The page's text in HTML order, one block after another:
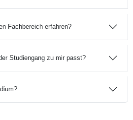
Fachbereich erfahren?
Studiengang zu mir passt?